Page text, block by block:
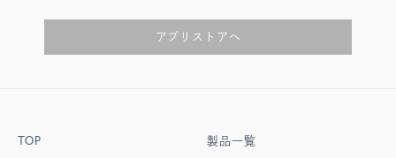
アプリストアへ
TOP
製品一覧